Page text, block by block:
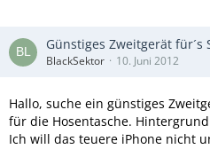
Günstiges Zweitgerät für´s
BlackSektor 10. Juni 2012
Hallo, suche ein günstiges
für die Hosentasche.
Ich will das teuere iPhone nicht